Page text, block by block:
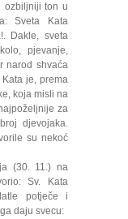
ozbiljniji ton u
Sveta Kata
Dakle, sveta
pjevanje,
narod shvaća
je, prema
koja misli na
za
djevojaka.
su nekoć
(30. 11.) na
Sv. Kata
potječe i
daju svecu: